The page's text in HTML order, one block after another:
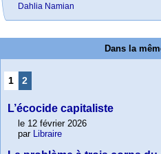
Dahlia Namian
Dans la
1 2
L’écocide capitaliste
le 12 février 2026
par Libraire